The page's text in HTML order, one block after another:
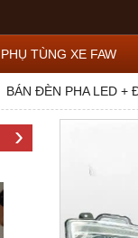
PHỤ TÙNG XE FAW
BÁN ĐÈN PHA LED +
›